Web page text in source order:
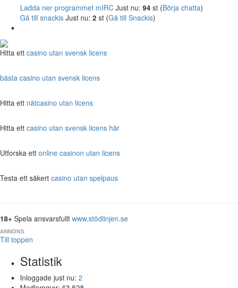
Ladda ner programmet mIRC Just nu: 94 st (Börja chatta)
Gå till snackis Just nu: 2 st (Gå till Snackis)
Hitta ett casino utan svensk licens
bästa casino utan svensk licens
Hitta ett nätcasino utan licens
Hitta ett casino utan svensk licens här
Utforska ett online casinon utan licens
Testa ett säkert casino utan spelpaus
18+ Spela ansvarsfullt www.stödlinjen.se
ANNONS
Till toppen
Statistik
Inloggade just nu: 2